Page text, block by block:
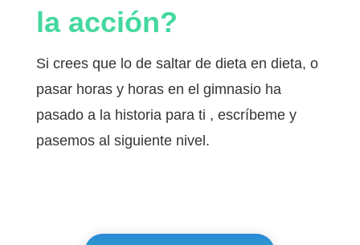
la acción?
Si crees que lo de saltar de dieta en dieta, o
pasar horas y horas en el gimnasio ha
pasado a la historia para ti , escríbeme y
pasemos al siguiente nivel.